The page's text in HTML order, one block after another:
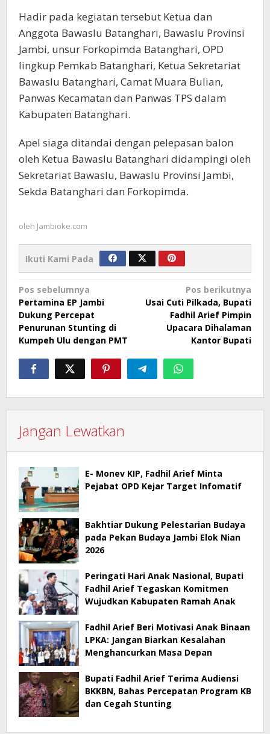
Hadir pada kegiatan tersebut Ketua dan
Anggota Bawaslu Batanghari, Bawaslu Provinsi
Jambi, unsur Forkopimda Batanghari, OPD
lingkup Pemkab Batanghari, Ketua Sekretariat
Bawaslu Batanghari, Camat Muara Bulian,
Panwas Kecamatan dan Panwas TPS dalam
Kabupaten Batanghari.
Apel siaga ditandai dengan pelepasan balon
oleh Ketua Bawaslu Batanghari didampingi oleh
Sekretariat Bawaslu, Bawaslu Provinsi Jambi,
Sekda Batanghari dan Forkopimda.
oleh Jambioke.com
Ikuti Kami Pada
Navigasi
pos
Pos sebelumnya
Pertamina EP Jambi
Dukung Percepat
Penurunan Stunting di
Kumpeh Ulu dengan PMT
Pos berikutnya
Usai Cuti Pilkada, Bupati
Fadhil Arief Pimpin
Upacara Dihalaman
Kantor Bupati
Jangan Lewatkan
E- Monev KIP, Fadhil Arief Minta
Pejabat OPD Kejar Target Infomatif
Bakhtiar Dukung Pelestarian Budaya
pada Pekan Budaya Jambi Elok Nian
2026
Peringati Hari Anak Nasional, Bupati
Fadhil Arief Tegaskan Komitmen
Wujudkan Kabupaten Ramah Anak
Fadhil Arief Beri Motivasi Anak Binaan
LPKA: Jangan Biarkan Kesalahan
Menghancurkan Masa Depan
Bupati Fadhil Arief Terima Audiensi
BKKBN, Bahas Percepatan Program KB
dan Cegah Stunting